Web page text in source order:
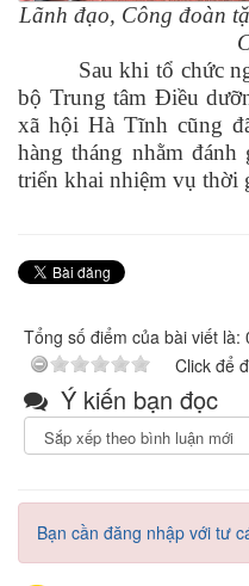
Lãnh đạo, Công đoàn
Sau khi tổ chức
bộ Trung tâm Điều
xã hội Hà Tĩnh cũng
hàng tháng nhằm
triển khai nhiệm vụ thời
Tổng số điểm của bài viết là:
Click để
Ý kiến bạn đọc
Bạn cần đăng nhập với tư